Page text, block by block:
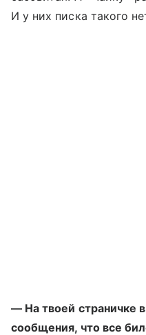
И у них писка такого
— На твоей страничке
сообщения, что все